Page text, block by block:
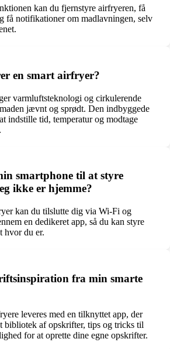
kan du fjernstyre airfryeren, få
få notifikationer om madlavningen, selv
en smart airfryer?
varmluftsteknologi og cirkulerende
jævnt og sprødt. Den indbyggede
indstille tid, temperatur og modtage
smartphone til at styre
ikke er hjemme?
kan du tilslutte dig via Wi-Fi og
en dedikeret app, så du kan styre
hvor du er.
fra min smarte
leveres med en tilknyttet app, der
bibliotek af opskrifter, tips og tricks til
for at oprette dine egne opskrifter.